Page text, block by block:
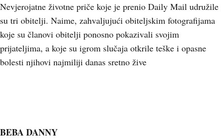
Nevjerojatne životne priče koje je prenio Daily Mail udružile
su tri obitelji. Naime, zahvaljujući obiteljskim fotografijama
koje su članovi obitelji ponosno pokazivali svojim
prijateljima, a koje su igrom slučaja otkrile teške i opasne
bolesti njihovi najmiliji danas sretno žive
BEBA DANNY